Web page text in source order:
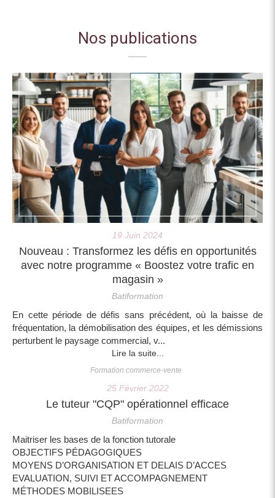
Nos publications
19 Juin 2024
Nouveau : Transformez les défis en opportunités
avec notre programme « Boostez votre trafic en
magasin »
Batiformation
En cette période de défis sans précédent, où la baisse de
fréquentation, la démobilisation des équipes, et les démissions
perturbent le paysage commercial, v...
Lire la suite...
Formation commerce-vente
25 Février 2022
Le tuteur "CQP" opérationnel efficace
Batiformation
Maitriser les bases de la fonction tutorale
OBJECTIFS PÉDAGOGIQUES
MOYENS D’ORGANISATION ET DELAIS D’ACCES
EVALUATION, SUIVI ET ACCOMPAGNEMENT
MÉTHODES MOBILISEES